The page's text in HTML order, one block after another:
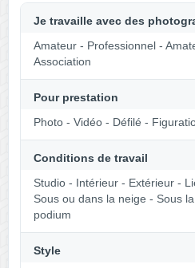
Je travaille avec des
Amateur - Professionnel -
Association
Pour prestation
Photo - Vidéo - Défilé -
Conditions de travail
Studio - Intérieur - Extérieur -
Sous ou dans la neige - Sous
podium
Style